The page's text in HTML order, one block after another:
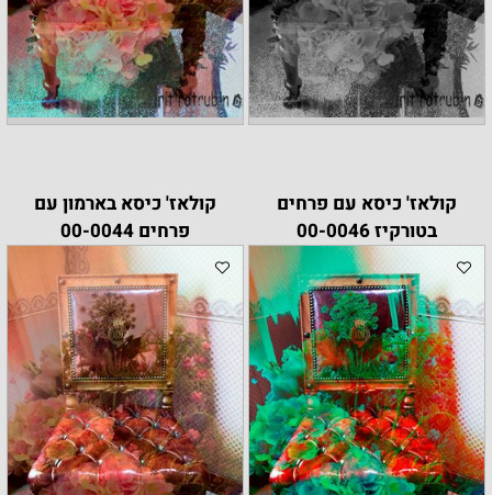
קולאז' כיסא עם פרחים
בטורקיז 00-0046
קולאז' כיסא בארמון עם
פרחים 00-0044